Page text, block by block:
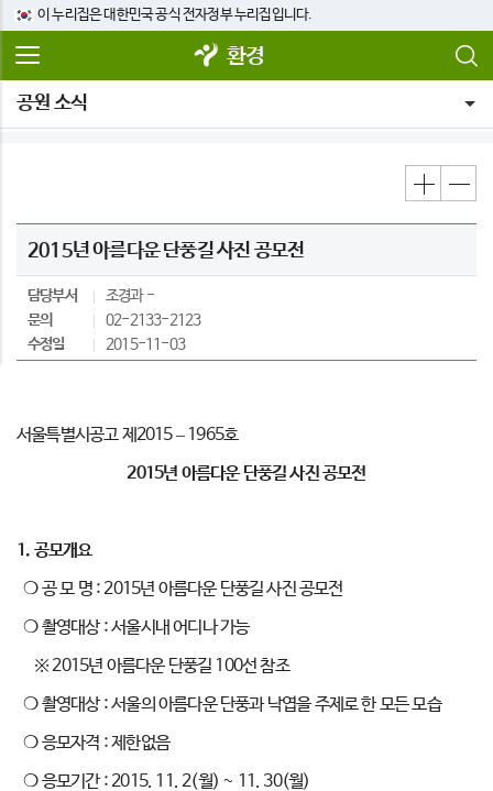
이 누리집은 대한민국 공식 전자정부 누리집입니다.
환경
공원 소식
2015년 아름다운 단풍길 사진 공모전
담당부서
조경과
문의
02-2133-2123
수정일
2015-11-03
서울특별시공고 제2015 – 1965호
2015년 아름다운 단풍길 사진 공모전
1. 공모개요
❍ 공 모 명 : 2015년 아름다운 단풍길 사진 공모전
❍ 촬영대상 : 서울시내 어디나 가능
※ 2015년 아름다운 단풍길 100선 참조
❍ 촬영대상 : 서울의 아름다운 단풍과 낙엽을 주제로 한 모든 모습
❍ 응모자격 : 제한없음
❍ 응모기간 : 2015. 11. 2(월) ~ 11. 30(월)